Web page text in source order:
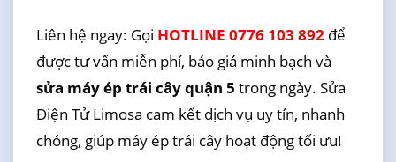
Liên hệ ngay: Gọi HOTLINE 0776 103 892để
được tư vấn miễn phí, báo giá minh bạch và
sửa máy ép trái cây quận 5 trong ngày. Sửa
Điện Tử Limosa cam kết dịch vụ uy tín, nhanh
chóng, giúp máy ép trái cây hoạt động tối ưu!